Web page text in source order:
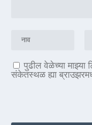
पुढील वेळेच्या माझ्या
संकेतस्थळ ह्या